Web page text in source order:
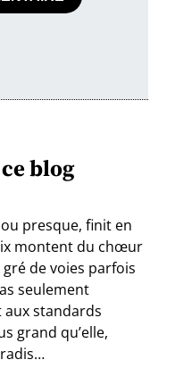
blog
presque, finit en
montent du chœur
de voies parfois
seulement
standards
grand qu’elle,